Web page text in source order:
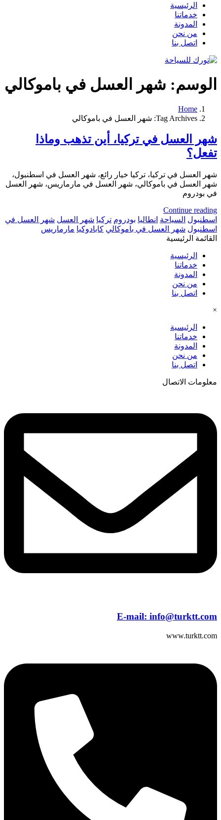
الرئيسية
خدماتنا
المدونة
من نحن
اتصل بنا
الوسم: شهر العسل في باموكالي
Home
Tag Archives: شهر العسل في باموكالي
شهر العسل في تركيا، أين تذهب وماذا
تفعل؟
شهر العسل في تركيا، تركيا خيار رائع، شهر العسل في اسطنبول،
شهر العسل في باموكالي، شهر العسل في مارماريس، شهر العسل
في بودروم
Continue reading
اسطنبول السياحة انطاليا بودروم تركيا شهر العسل شهر العسل في
اسطنبول شهر العسل في باموكالي كابادوكيا مارماريس
القائمة الرئيسية
الرئيسية
خدماتنا
المدونة
من نحن
اتصل بنا
×
الرئيسية
خدماتنا
المدونة
من نحن
اتصل بنا
معلومات الاتصال
E-mail: info@turktt.com
www.turktt.com